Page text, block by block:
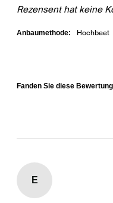
Rezensent hat keine
Anbaumethode: Hochbeet
Fanden Sie diese
E